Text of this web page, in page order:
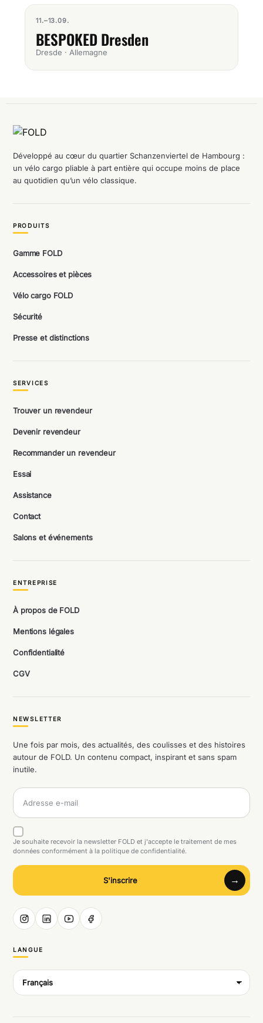
11.–13.09.
BESPOKED Dresden
Dresde · Allemagne
Développé au cœur du quartier Schanzenviertel de Hambourg :
un vélo cargo pliable à part entière qui occupe moins de place
au quotidien qu’un vélo classique.
PRODUITS
Gamme FOLD
Accessoires et pièces
Vélo cargo FOLD
Sécurité
Presse et distinctions
SERVICES
Trouver un revendeur
Devenir revendeur
Recommander un revendeur
Essai
Assistance
Contact
Salons et événements
ENTREPRISE
À propos de FOLD
Mentions légales
Confidentialité
CGV
NEWSLETTER
Une fois par mois, des actualités, des coulisses et des histoires
autour de FOLD. Un contenu compact, inspirant et sans spam
inutile.
Je souhaite recevoir la newsletter FOLD et j'accepte le traitement de mes
données conformément à la politique de confidentialité.
S'inscrire
LANGUE